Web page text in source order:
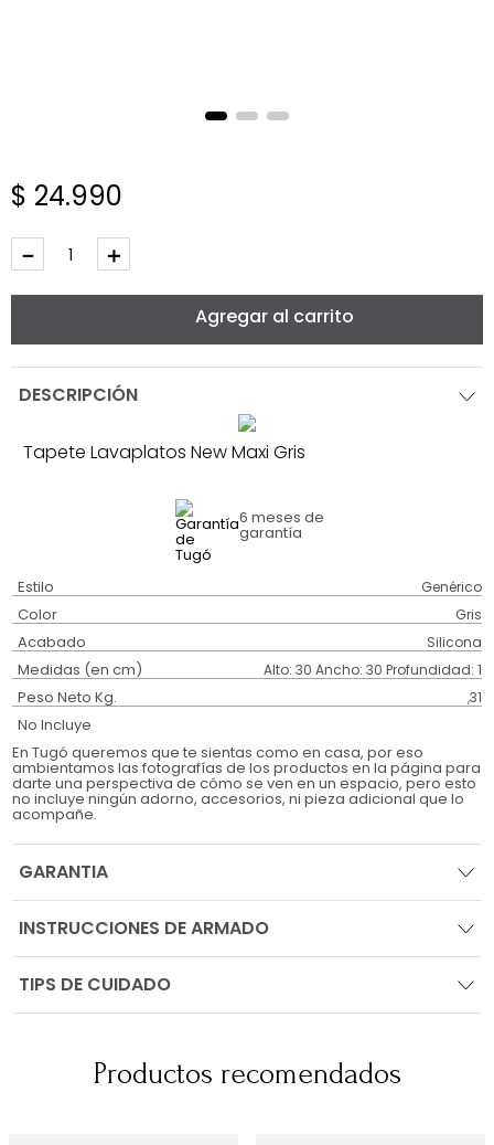
$ 24.990
＋
－
Agregar al carrito
DESCRIPCIÓN
Tapete Lavaplatos New Maxi Gris
6 meses de
garantía
Estilo Genérico
Color Gris
Acabado Silicona
Medidas (en cm) Alto: 30 Ancho: 30 Profundidad: 1
Peso Neto Kg. ,31
No Incluye
En Tugó queremos que te sientas como en casa, por eso
ambientamos las fotografías de los productos en la página para
darte una perspectiva de cómo se ven en un espacio, pero esto
no incluye ningún adorno, accesorios, ni pieza adicional que lo
acompañe.
GARANTIA
INSTRUCCIONES DE ARMADO
TIPS DE CUIDADO
Productos recomendados